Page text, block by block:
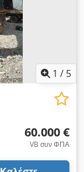
1 / 5
60.000 €
VB συν ΦΠΑ